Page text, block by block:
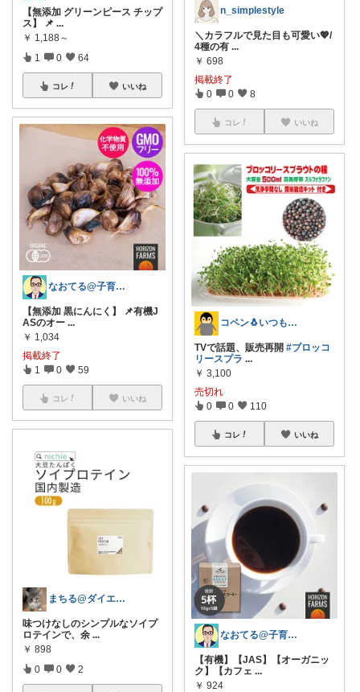
【無添加 グリーンピース チップ
ス】 📌 ...
￥ 1,188～
1 0 64
コレ いいね
なおてる@子育て共働き いつもTHX🙏
【無添加 黒にんにく】 📌有機J
ASのオー ...
￥ 1,034
掲載終了
1 0 59
コレ いいね
まちる@ダイエット奮闘中
味つけなしのシンプルなソイプ
ロテインで、余 ...
￥ 898
0 0 2
n_simplestyle
＼カラフルで見た目も可愛い💖/
4種の有 ...
￥ 698
掲載終了
0 0 8
コレ いいね
コペン🐧いつもありがとう✨
TVで話題、販売再開 #ブロッコ
リースプラ ...
￥ 3,100
売切れ
0 0 110
コレ いいね
なおてる@子育て共働き いつもTHX🙏
【有機】【JAS】【オーガニッ
ク】【カフェ ...
￥ 924